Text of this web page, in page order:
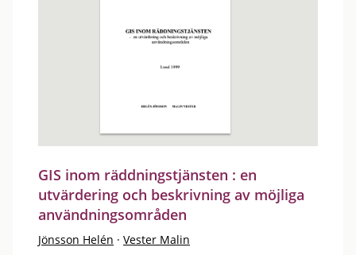
GIS inom räddningstjänsten : en
utvärdering och beskrivning av möjliga
användningsområden
Jönsson Helén · Vester Malin